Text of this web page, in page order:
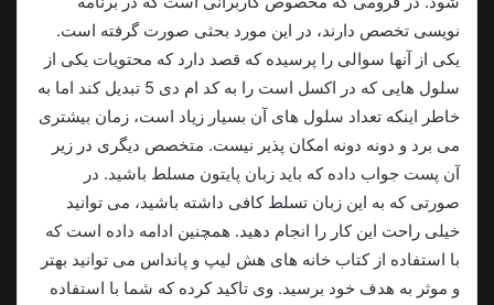
نویسی تخصص دارند، در این مورد بحثی صورت گرفته است.
یکی از آنها سوالی را پرسیده که قصد دارد که محتویات یکی از
سلول هایی که در اکسل است را به کد ام دی 5 تبدیل کند اما به
خاطر اینکه تعداد سلول های آن بسیار زیاد است، زمان بیشتری
می برد و دونه دونه امکان پذیر نیست. متخصص دیگری در زیر
آن پست جواب داده که باید زبان پایتون مسلط باشید. در
صورتی که به این زبان تسلط کافی داشته باشید، می توانید
خیلی راحت این کار را انجام دهید. همچنین ادامه داده است که
با استفاده از کتاب خانه های هش لیپ و پانداس می توانید بهتر
و موثر به هدف خود برسید. وی تاکید کرده که شما با استفاده